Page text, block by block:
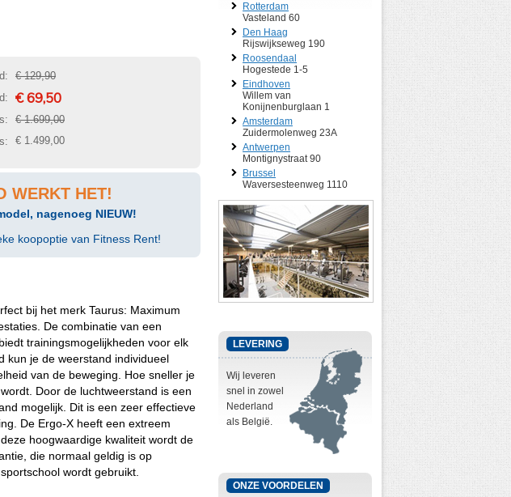
€ 129,90
€ 69,50
€ 1.699,00
€ 1.499,00
WERKT HET!
nagenoeg NIEUW!
koopoptie van Fitness Rent!
bij het merk Taurus: Maximum
De combinatie van een
trainingsmogelijkheden voor elk
kun je de weerstand individueel
van de beweging. Hoe sneller je
Door de luchtweerstand is een
mogelijk. Dit is een zeer effectieve
De Ergo-X heeft een extreem
hoogwaardige kwaliteit wordt de
die normaal geldig is op
wordt gebruikt.
Rotterdam
Vasteland 60
Den Haag
Rijswijkseweg 190
Roosendaal
Hogestede 1-5
Eindhoven
Willem van
Konijnenburglaan 1
Amsterdam
Zuidermolenweg 23A
Antwerpen
Montignystraat 90
Brussel
Waversesteenweg 1110
LEVERING
Wij leveren
snel in zowel
Nederland
als België.
ONZE VOORDELEN